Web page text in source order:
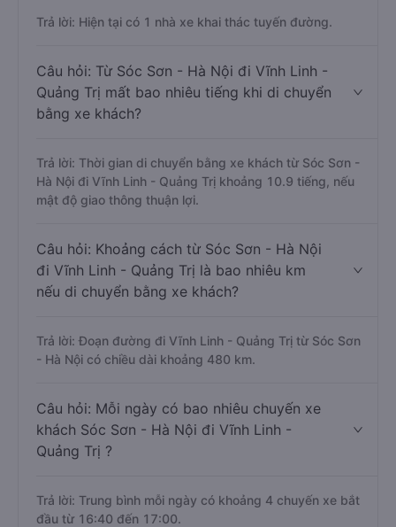
Trả lời: Hiện tại có 1 nhà xe khai thác tuyến đường.
Câu hỏi: Từ Sóc Sơn - Hà Nội đi Vĩnh Linh -
Quảng Trị mất bao nhiêu tiếng khi di chuyển
bằng xe khách?
Trả lời: Thời gian di chuyển bằng xe khách từ Sóc Sơn -
Hà Nội đi Vĩnh Linh - Quảng Trị khoảng 10.9 tiếng, nếu
mật độ giao thông thuận lợi.
Câu hỏi: Khoảng cách từ Sóc Sơn - Hà Nội
đi Vĩnh Linh - Quảng Trị là bao nhiêu km
nếu di chuyển bằng xe khách?
Trả lời: Đoạn đường đi Vĩnh Linh - Quảng Trị từ Sóc Sơn
- Hà Nội có chiều dài khoảng 480 km.
Câu hỏi: Mỗi ngày có bao nhiêu chuyến xe
khách Sóc Sơn - Hà Nội đi Vĩnh Linh -
Quảng Trị ?
Trả lời: Trung bình mỗi ngày có khoảng 4 chuyến xe bắt
đầu từ 16:40 đến 17:00.